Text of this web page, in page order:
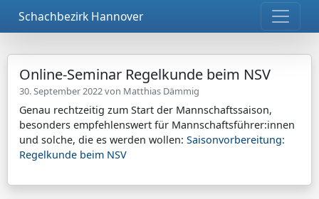
Schachbezirk Hannover
Online-Seminar Regelkunde beim NSV
30. September 2022 von Matthias Dämmig
Genau rechtzeitig zum Start der Mannschaftssaison,
besonders empfehlenswert für Mannschaftsführer:innen
und solche, die es werden wollen: Saisonvorbereitung:
Regelkunde beim NSV